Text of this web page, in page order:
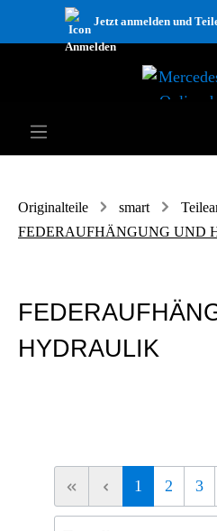
Jetzt anmelden und
Originalteile smart
FEDERAUFHÄNGUNG UND
HYDRAULIK
1 2 3